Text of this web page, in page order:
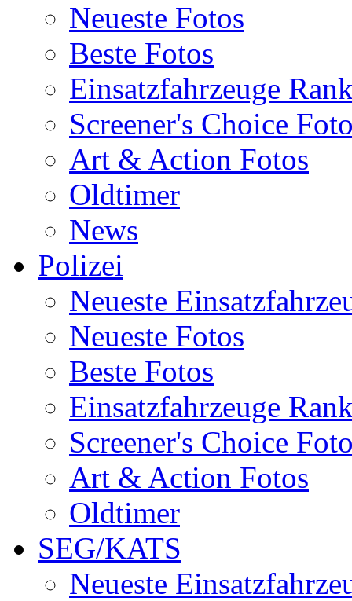
Neueste Fotos
Beste Fotos
Einsatzfahrzeuge
Screener's Choice
Art & Action Fotos
Oldtimer
News
Polizei
Neueste
Neueste Fotos
Beste Fotos
Einsatzfahrzeuge
Screener's Choice
Art & Action Fotos
Oldtimer
SEG/KATS
Neueste